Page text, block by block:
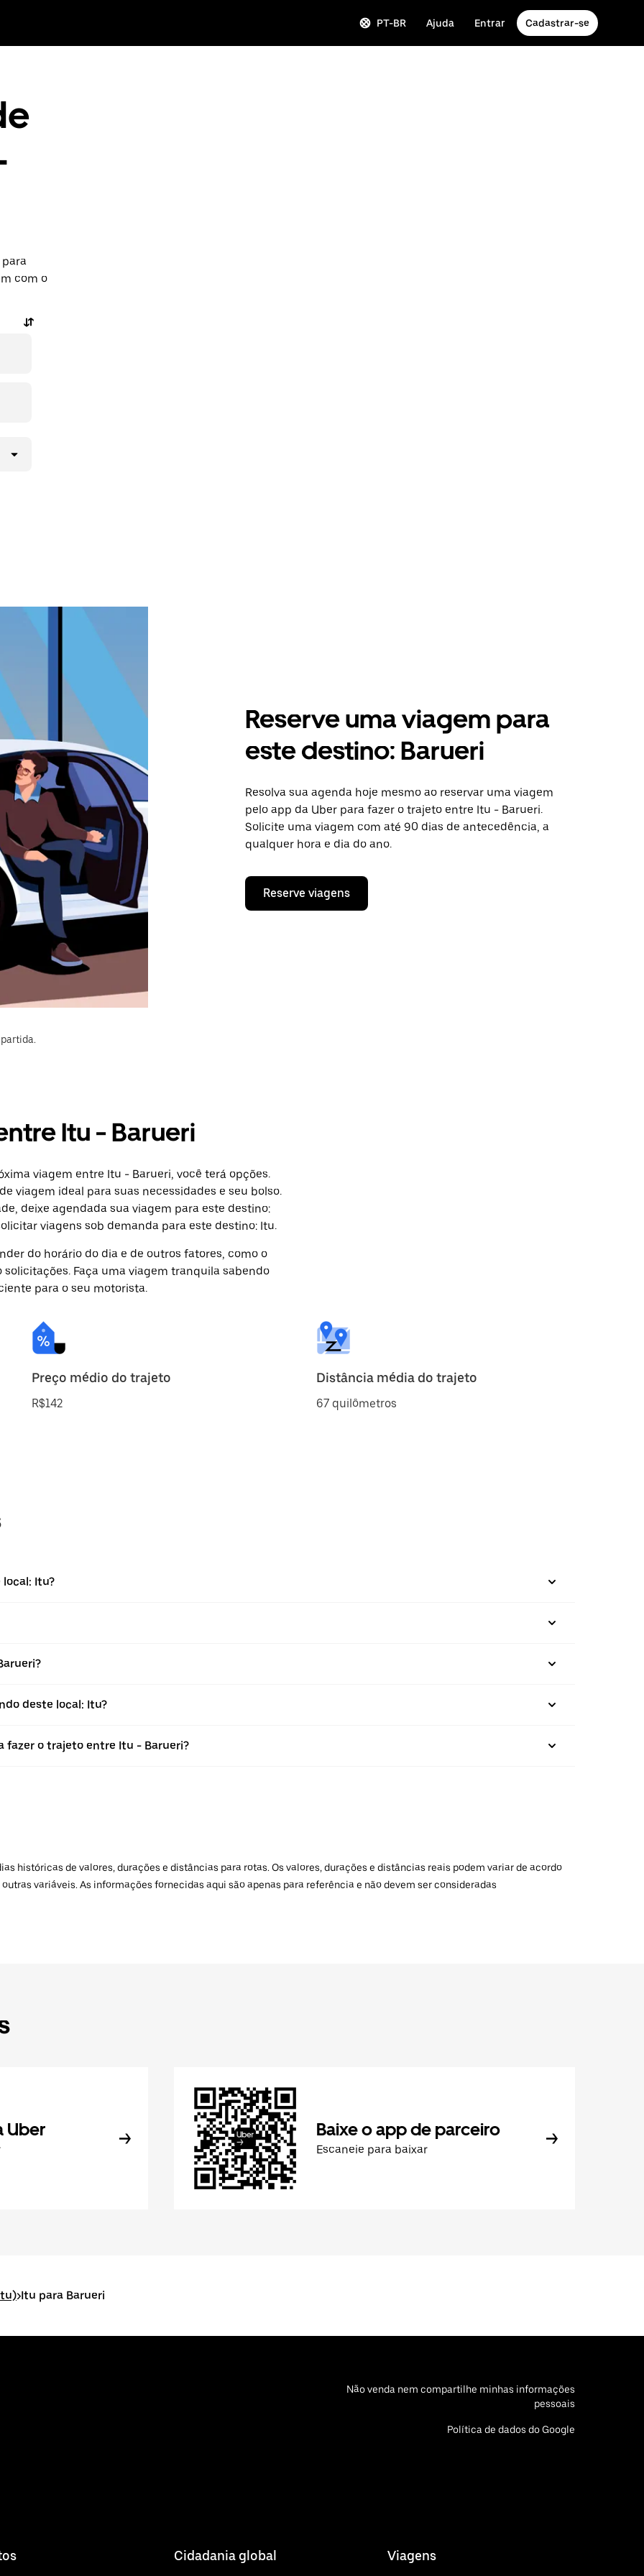
PT-BR Ajuda Entrar Cadastrar-se
com o
Reserve uma viagem para
este destino: Barueri
Resolva sua agenda hoje mesmo ao reservar uma viagem
pelo app da Uber para fazer o trajeto entre Itu - Barueri.
Solicite uma viagem com até 90 dias de antecedência, a
qualquer hora e dia do ano.
Reserve viagens
Itu - Barueri
viagem entre Itu - Barueri, você terá opções.
viagem ideal para suas necessidades e seu bolso.
deixe agendada sua viagem para este destino:
viagens sob demanda para este destino: Itu.
do horário do dia e de outros fatores, como o
Faça uma viagem tranquila sabendo
para o seu motorista.
Preço médio do trajeto
R$142
Distância média do trajeto
67 quilômetros
Itu?
deste local: Itu?
fazer o trajeto entre Itu - Barueri?
históricas de valores, durações e distâncias para rotas. Os valores, durações e distâncias reais podem variar de acordo
variáveis. As informações fornecidas aqui são apenas para referência e não devem ser consideradas
Uber Baixe o app de parceiro
Escaneie para baixar
>Itu para Barueri
Não venda nem compartilhe minhas informações
pessoais
Política de dados do Google
Cidadania global Viagens